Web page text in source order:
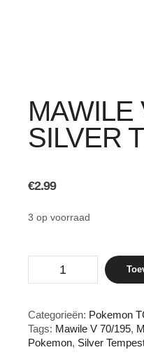
MAWILE
SILVER
€2.99
3 op voorraad
70/195
Tempest
aantal
Categorieën: Pokemon
Tags: Mawile V 70/195,
Pokemon, Silver